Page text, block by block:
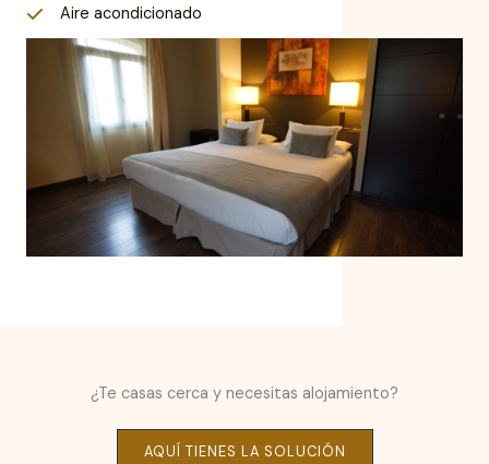
Aire acondicionado
¿Te casas cerca y necesitas alojamiento?
AQUÍ TIENES LA SOLUCIÓN